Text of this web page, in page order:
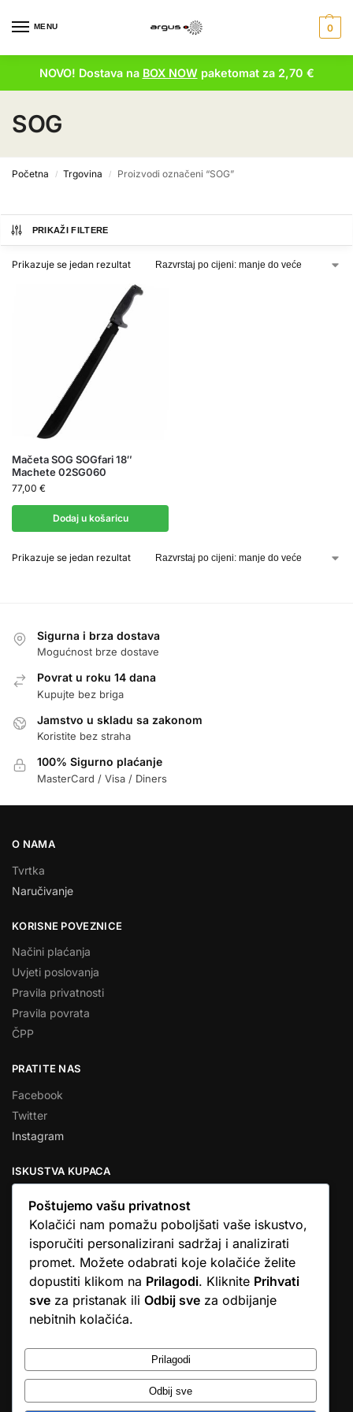
MENU 0
NOVO! Dostava na BOX NOWpaketomat za 2,70 €
SOG
Početna / Trgovina / Proizvodi označeni “SOG”
PRIKAŽI FILTERE
Prikazuje se jedan rezultat
Mačeta SOG SOGfari 18″
Machete 02SG060
77,00 €
Dodaj u košaricu
Prikazuje se jedan rezultat
Sigurna i brza dostava
Mogućnost brze dostave
Povrat u roku 14 dana
Kupujte bez briga
Jamstvo u skladu sa zakonom
Koristite bez straha
100% Sigurno plaćanje
MasterCard / Visa / Diners
O NAMA
Tvrtka
Naručivanje
KORISNE POVEZNICE
Načini plaćanja
Uvjeti poslovanja
Pravila privatnosti
Pravila povrata
ČPP
PRATITE NAS
Facebook
Twitter
Instagram
ISKUSTVA KUPACA
★★★★★
… Ono što me se dojmilo je ljudski pristup i njihova briga da
dobijem što sam naručio. U većini web shopova nitko vas ne
zove, samo otkažu narudžbu. …
Stjepan D.M.
© Argus elektronika d.o.o.
Poštujemo vašu privatnost
Kolačići nam pomažu poboljšati vaše iskustvo,
isporučiti personalizirani sadržaj i analizirati
promet. Možete odabrati koje kolačiće želite
dopustiti klikom na Prilagodi. Kliknite Prihvati
sve za pristanak ili Odbij sve za odbijanje
nebitnih kolačića.
Prilagodi
Odbij sve